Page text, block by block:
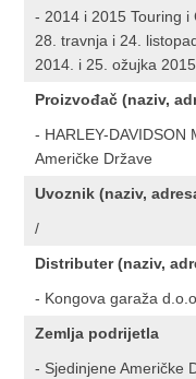
- 2014 i 2015 Touring i
28. travnja i 24.
2014. i 25. ožujka
Proizvođač (naziv,
- HARLEY-DAVIDSON
Američke Države
Uvoznik (naziv,
/
Distributer (naziv,
- Kongova garaža
Zemlja podrijetla
- Sjedinjene Američke